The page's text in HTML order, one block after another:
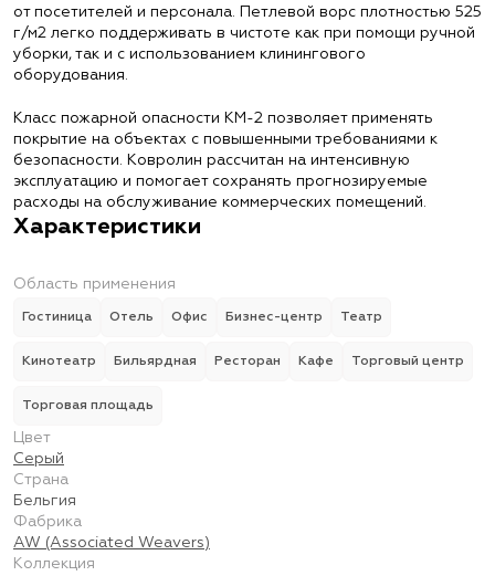
от посетителей и персонала. Петлевой ворс плотностью 525
г/м2 легко поддерживать в чистоте как при помощи ручной
уборки, так и с использованием клинингового
оборудования.
Класс пожарной опасности КМ-2 позволяет применять
покрытие на объектах с повышенными требованиями к
безопасности. Ковролин рассчитан на интенсивную
эксплуатацию и помогает сохранять прогнозируемые
расходы на обслуживание коммерческих помещений.
Характеристики
Область применения
Гостиница Отель Офис Бизнес-центр Театр
Кинотеатр Бильярдная Ресторан Кафе Торговый центр
Торговая площадь
Цвет
Серый
Страна
Бельгия
Фабрика
AW (Associated Weavers)
Коллекция